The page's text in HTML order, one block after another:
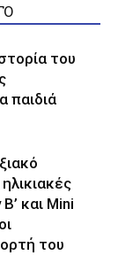
του
παιδιά
και Mini
του